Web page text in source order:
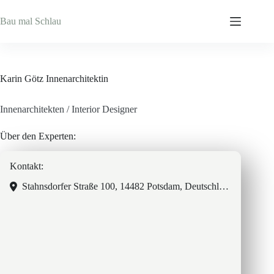
Inhalt
springen
Bau mal Schlau
Karin Götz Innenarchitektin
Innenarchitekten / Interior Designer
Über den Experten:
Kontakt:
Stahnsdorfer Straße 100, 14482 Potsdam, Deutschland